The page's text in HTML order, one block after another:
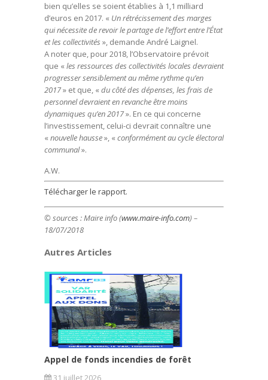
bien qu’elles se soient établies à 1,1 milliard
d’euros en 2017. « Un rétrécissement des marges
qui nécessite de revoir le partage de l’effort entre l’État
et les collectivités », demande André Laignel.
A noter que, pour 2018, l’Observatoire prévoit
que « les ressources des collectivités locales devraient
progresser sensiblement au même rythme qu’en
2017» et que, « du côté des dépenses, les frais de
personnel devraient en revanche être moins
dynamiques qu’en 2017». En ce qui concerne
l’investissement, celui-ci devrait connaître une
« nouvelle hausse», « conformément au cycle électoral
communal».
A.W.
Télécharger le rapport.
© sources : Maire info (www.maire-info.com) –
18/07/2018
Autres Articles
Appel de fonds incendies de forêt
31 juillet 2026